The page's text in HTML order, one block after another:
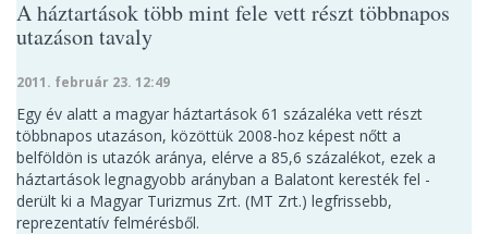
A háztartások több mint fele vett részt többnapos
utazáson tavaly
2011. február 23. 12:49
Egy év alatt a magyar háztartások 61 százaléka vett részt
többnapos utazáson, közöttük 2008-hoz képest nőtt a
belföldön is utazók aránya, elérve a 85,6 százalékot, ezek a
háztartások legnagyobb arányban a Balatont keresték fel -
derült ki a Magyar Turizmus Zrt. (MT Zrt.) legfrissebb,
reprezentatív felmérésből.